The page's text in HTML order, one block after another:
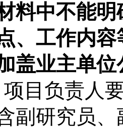
料中不能
、工作内
盖业主单
项目负责人
副研究员